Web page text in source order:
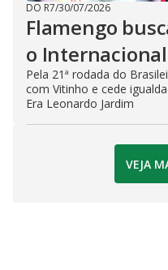
DO R7/30/07/2026
Flamengo
o
Pela 21ª rodada do
com Vitinho e cede
Era Leonardo Jardim
VEJA